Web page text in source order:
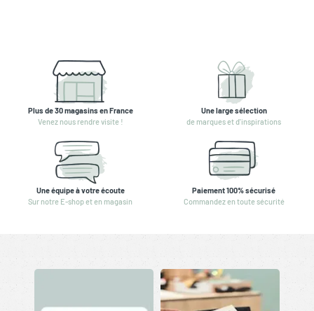
Plus de 30 magasins en France
Venez nous rendre visite !
Une large sélection
de marques et d'inspirations
Une équipe à votre écoute
Sur notre E-shop et en magasin
Paiement 100% sécurisé
Commandez en toute sécurité